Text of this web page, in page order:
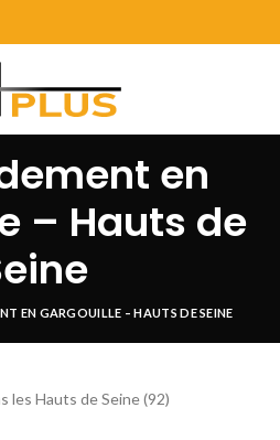
en
– Hauts de
EN GARGOUILLE – HAUTS DE SEINE
les Hauts de Seine (92)